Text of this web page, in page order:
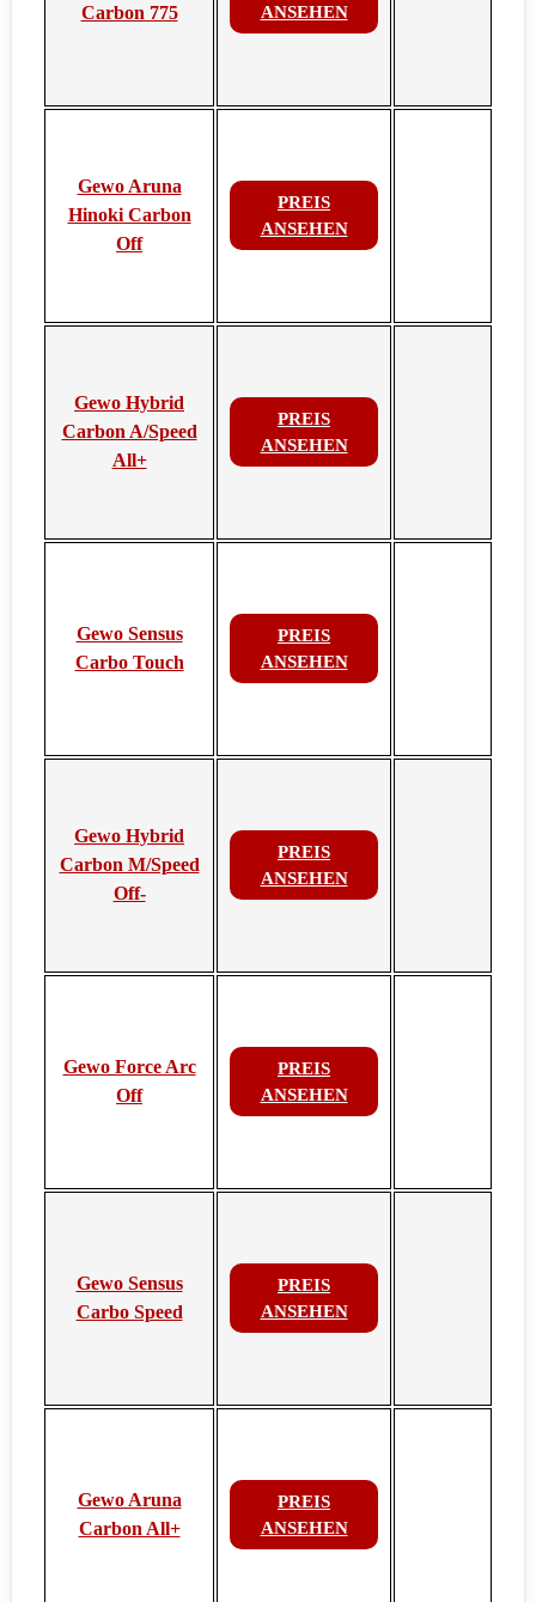
Carbon 775 ANSEHEN
Gewo Aruna
Hinoki Carbon
Off
PREIS
ANSEHEN
Gewo Hybrid
Carbon A/Speed
All+
PREIS
ANSEHEN
Gewo Sensus
Carbo Touch
PREIS
ANSEHEN
Gewo Hybrid
Carbon M/Speed
Off-
PREIS
ANSEHEN
Gewo Force Arc
Off
PREIS
ANSEHEN
Gewo Sensus
Carbo Speed
PREIS
ANSEHEN
Gewo Aruna
Carbon All+
PREIS
ANSEHEN